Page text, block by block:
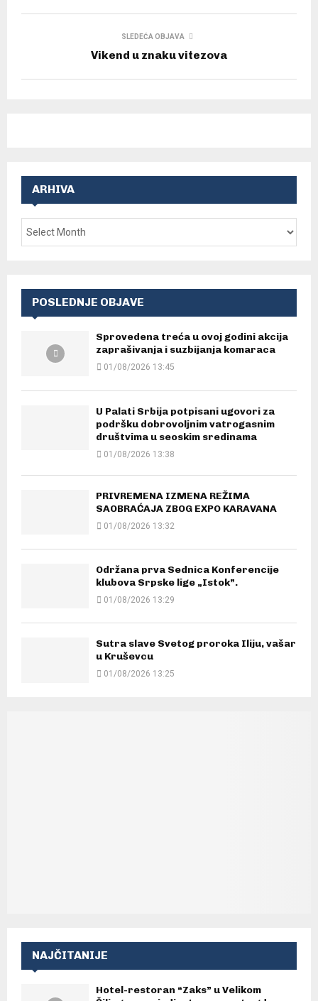
SLEDEĆA OBJAVA
Vikend u znaku vitezova
ARHIVA
POSLEDNJE OBJAVE
Sprovedena treća u ovoj godini akcija
zaprašivanja i suzbijanja komaraca
01/08/2026 13:45
U Palati Srbija potpisani ugovori za
podršku dobrovoljnim vatrogasnim
društvima u seoskim sredinama
01/08/2026 13:38
PRIVREMENA IZMENA REŽIMA
SAOBRAĆAJA ZBOG EXPO KARAVANA
01/08/2026 13:32
Održana prva Sednica Konferencije
klubova Srpske lige „Istok”.
01/08/2026 13:29
Sutra slave Svetog proroka Iliju, vašar
u Kruševcu
01/08/2026 13:25
NAJČITANIJE
Hotel-restoran “Zaks” u Velikom